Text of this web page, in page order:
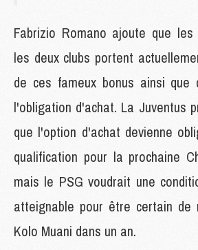
Fabrizio Romano ajoute que
les deux clubs portent
de ces fameux bonus ainsi que
l'obligation d'achat. La Juventus
que l'option d'achat devienne
qualification pour la prochaine
mais le PSG voudrait une
atteignable pour être certain
Kolo Muani dans un an.